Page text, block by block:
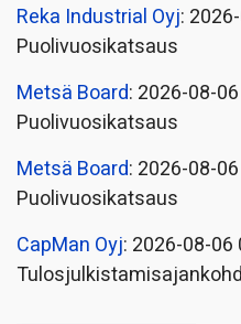
Reka Industrial Oyj:
Puolivuosikatsaus
Metsä Board: 2026-08-
Puolivuosikatsaus
Metsä Board: 2026-08-
Puolivuosikatsaus
CapMan Oyj: 2026-08-06